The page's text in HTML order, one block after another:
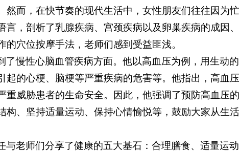
然而，在快节奏的现代生活中，女性朋友们往往因为
言，剖析了乳腺疾病、宫颈疾病以及卵巢疾病的成因
穴位按摩手法，老师们感到受益匪浅。
了慢性心脑血管疾病方面。他以高血压为例，用生动
起的心梗、脑梗等严重疾病的危害等。他指出，高血
重威胁患者的生命安全。因此，他强调了预防高血压
构、坚持适量运动、保持心情愉悦等，鼓励大家从生
与老师们分享了健康的五大基石：合理膳食、适量运